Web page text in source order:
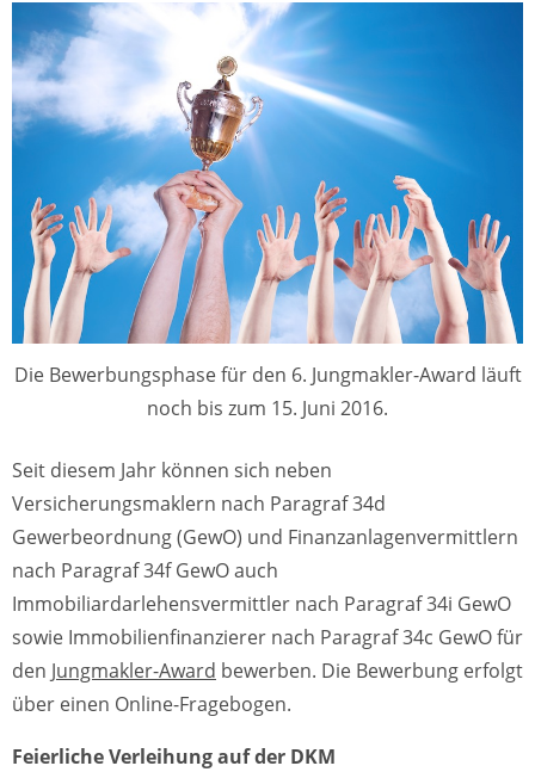
Die Bewerbungsphase für den 6. Jungmakler-Award läuft
noch bis zum 15. Juni 2016.
Seit diesem Jahr können sich neben
Versicherungsmaklern nach Paragraf 34d
Gewerbeordnung (GewO) und Finanzanlagenvermittlern
nach Paragraf 34f GewO auch
Immobiliardarlehensvermittler nach Paragraf 34i GewO
sowie Immobilienfinanzierer nach Paragraf 34c GewO für
den Jungmakler-Award bewerben. Die Bewerbung erfolgt
über einen Online-Fragebogen.
Feierliche Verleihung auf der DKM